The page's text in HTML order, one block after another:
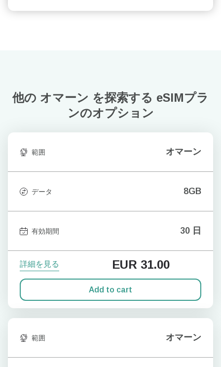
他の オマーン を探索する eSIMプラ
ンのオプション
範囲 オマーン
データ 8GB
有効期間 30 日
詳細を見る EUR 31.00
Add to cart
範囲 オマーン